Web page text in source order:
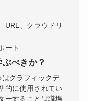
URL、クラウドリ
ート
べきか？
グラフィックデ
的に使用されてい
ーすることは職場